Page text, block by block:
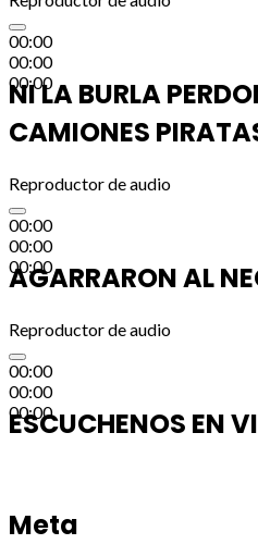
00:00
00:00
00:00
NI LA BURLA
CAMIONES
Reproductor de audio
00:00
00:00
00:00
AGARRARON AL
Reproductor de audio
00:00
00:00
00:00
ESCUCHENOS EN
Meta